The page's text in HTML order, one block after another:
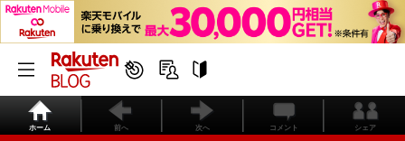
ホーム 前へ 次へ コメント シェア